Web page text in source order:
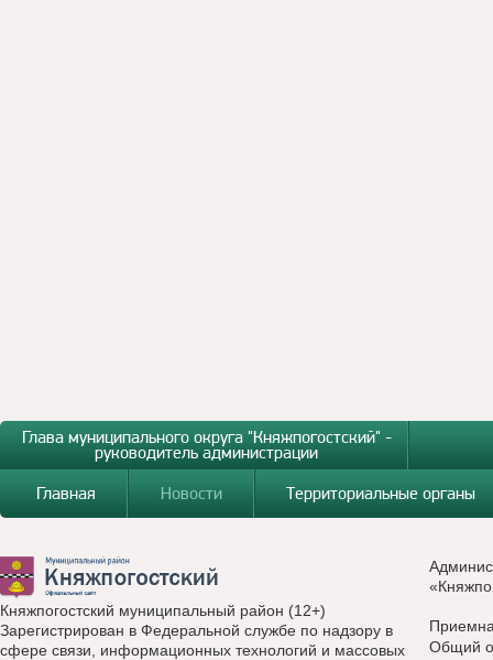
Глава муниципального округа "Княжпогостский" -
руководитель администрации
Главная
Новости Территориальные органы
Княжпогостский муниципальный район (12+)
Зарегистрирован в Федеральной службе по надзору в
сфере связи, информационных технологий и массовых
Общий